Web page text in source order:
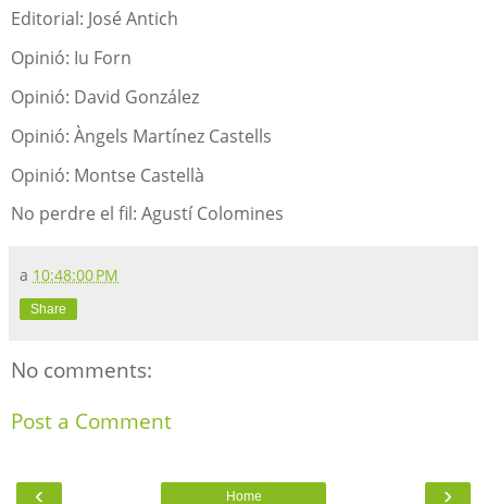
Editorial: José Antich
Opinió: Iu Forn
Opinió: David González
Opinió: Àngels Martínez Castells
Opinió: Montse Castellà
No perdre el fil: Agustí Colomines
a 10:48:00 PM
Share
No comments:
Post a Comment
‹ ›
Home